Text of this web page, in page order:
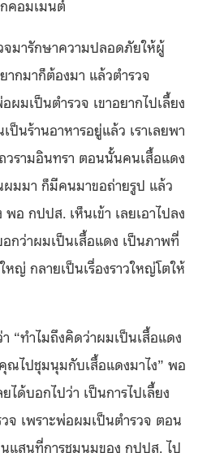
คอมเมนต์
มารักษาความปลอดภัยให้ผู้
กมาก็ต้องมา แล้วตำรวจ
มเป็นตำรวจ เขาอยากไปเลี้ยง
ป็นร้านอาหารอยู่แล้ว เราเลยพา
รามอินทรา ตอนนั้นคนเสื้อแดง
ผมมา ก็มีคนมาขอถ่ายรูป แล้ว
พอ กปปส. เห็นเข้า เลยเอาไปลง
กว่าผมเป็นเสื้อแดง เป็นภาพที่
ญ่ กลายเป็นเรื่องราวใหญ่โตให้
“ทำไมถึงคิดว่าผมเป็นเสื้อแดง
ณไปชุมนุมกับเสื้อแดงมาไง” พอ
ได้บอกไปว่า เป็นการไปเลี้ยง
จ เพราะพ่อผมเป็นตำรวจ ตอน
แสนที่การชุมนุมของ กปปส. ไป